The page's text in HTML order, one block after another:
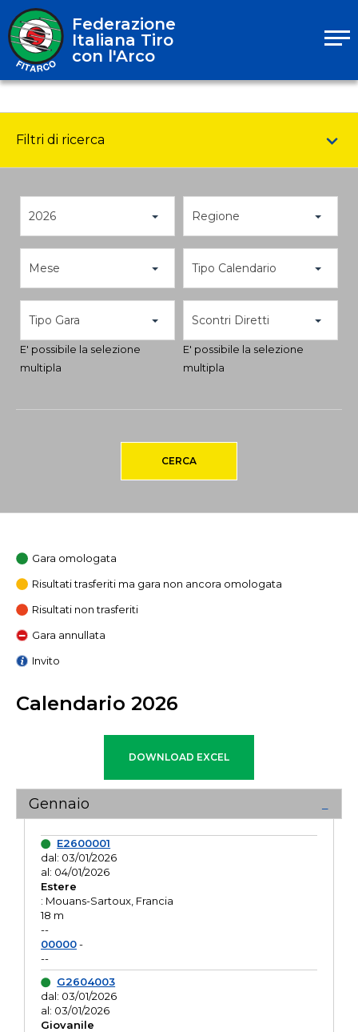
Federazione
Italiana Tiro
con l'Arco
Filtri di ricerca
2026 Regione
Mese Tipo Calendario
Tipo Gara
E' possibile la selezione
multipla
Scontri Diretti
E' possibile la selezione
multipla
CERCA
Gara omologata
Risultati trasferiti ma gara non ancora omologata
Risultati non trasferiti
Gara annullata
Invito
Calendario 2026
Gennaio
E2600001
dal: 03/01/2026
al: 04/01/2026
Estere
: Mouans-Sartoux, Francia
18 m
--
00000-
--
G2604003
dal: 03/01/2026
al: 03/01/2026
Giovanile